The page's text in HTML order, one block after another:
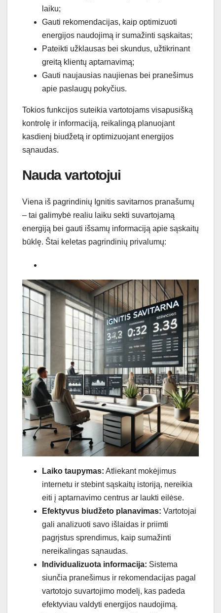
laiku;
Gauti rekomendacijas, kaip optimizuoti
energijos naudojimą ir sumažinti sąskaitas;
Pateikti užklausas bei skundus, užtikrinant
greitą klientų aptarnavimą;
Gauti naujausias naujienas bei pranešimus
apie paslaugų pokyčius.
Tokios funkcijos suteikia vartotojams visapusišką
kontrolę ir informaciją, reikalingą planuojant
kasdienį biudžetą ir optimizuojant energijos
sąnaudas.
Nauda vartotojui
Viena iš pagrindinių Ignitis savitarnos pranašumų
– tai galimybė realiu laiku sekti suvartojamą
energiją bei gauti išsamų informaciją apie sąskaitų
būklę. Štai keletas pagrindinių privalumų:
Laiko taupymas: Atliekant mokėjimus
internetu ir stebint sąskaitų istoriją, nereikia
eiti į aptarnavimo centrus ar laukti eilėse.
Efektyvus biudžeto planavimas: Vartotojai
gali analizuoti savo išlaidas ir priimti
pagrįstus sprendimus, kaip sumažinti
nereikalingas sąnaudas.
Individualizuota informacija: Sistema
siunčia pranešimus ir rekomendacijas pagal
vartotojo suvartojimo modelį, kas padeda
efektyviau valdyti energijos naudojimą.